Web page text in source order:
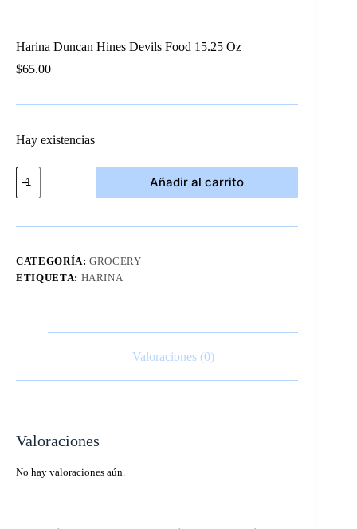
Harina Duncan Hines Devils Food 15.25 Oz
$65.00
Hay existencias
Harina
Duncan
Hines
Food
cantidad
Añadir al carrito
CATEGORÍA:GROCERY
ETIQUETA: HARINA
Valoraciones (0)
Valoraciones
No hay valoraciones aún.